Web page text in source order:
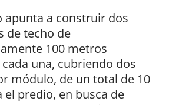
apunta a construir dos
de techo de
100 metros
una, cubriendo dos
módulo, de un total de 10
el predio, en busca de